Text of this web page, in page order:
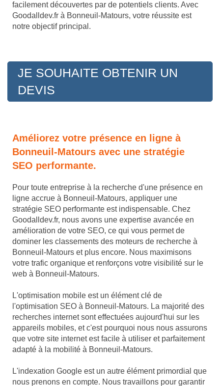
facilement découvertes par de potentiels clients. Avec
Goodalldev.fr à Bonneuil-Matours, votre réussite est
notre objectif principal.
JE SOUHAITE OBTENIR UN
DEVIS
Améliorez votre présence en ligne à
Bonneuil-Matours avec une stratégie
SEO performante.
Pour toute entreprise à la recherche d'une présence en
ligne accrue à Bonneuil-Matours, appliquer une
stratégie SEO performante est indispensable. Chez
Goodalldev.fr, nous avons une expertise avancée en
amélioration de votre SEO, ce qui vous permet de
dominer les classements des moteurs de recherche à
Bonneuil-Matours et plus encore. Nous maximisons
votre trafic organique et renforçons votre visibilité sur le
web à Bonneuil-Matours.
L'optimisation mobile est un élément clé de
l'optimisation SEO à Bonneuil-Matours. La majorité des
recherches internet sont effectuées aujourd'hui sur les
appareils mobiles, et c'est pourquoi nous nous assurons
que votre site internet est facile à utiliser et parfaitement
adapté à la mobilité à Bonneuil-Matours.
L'indexation Google est un autre élément primordial que
nous prenons en compte. Nous travaillons pour garantir